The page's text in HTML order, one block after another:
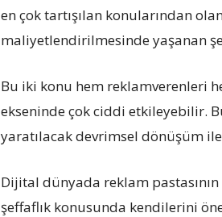
en çok tartışılan konularından
maliyetlendirilmesinde yaşanan
Bu iki konu hem reklamverenleri
ekseninde çok ciddi etkileyebilir.
yaratılacak devrimsel dönüşüm
Dijital dünyada reklam
şeffaflık konusunda kendilerini